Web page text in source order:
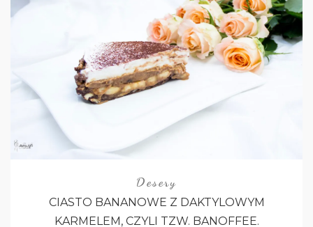
Desery
CIASTO BANANOWE Z DAKTYLOWYM
KARMELEM, CZYLI TZW. BANOFFEE.